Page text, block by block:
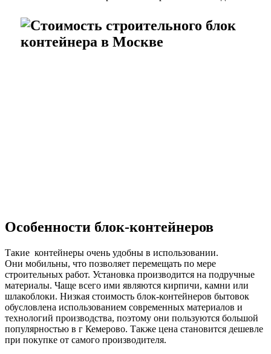
Особенности блок-контейнеров
Такие контейнеры очень удобны в использовании.
Они мобильны, что позволяет перемещать по мере
строительных работ. Установка производится на подручные
материалы. Чаще всего ими являются кирпичи, камни или
шлакоблоки. Низкая стоимость блок-контейнеров бытовок
обусловлена использованием современных материалов и
технологий производства, поэтому они пользуются большой
популярностью в г Кемерово. Также цена становится дешевле
при покупке от самого производителя.